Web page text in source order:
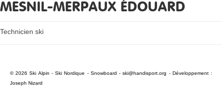
SKI ALPIN
FORMATION
MESNIL-MERPAUX ÉDOUARD
Technicien ski
© 2026 Ski Alpin - Ski Nordique - Snowboard -ski@handisport.org - Développement :
Joseph Nizard